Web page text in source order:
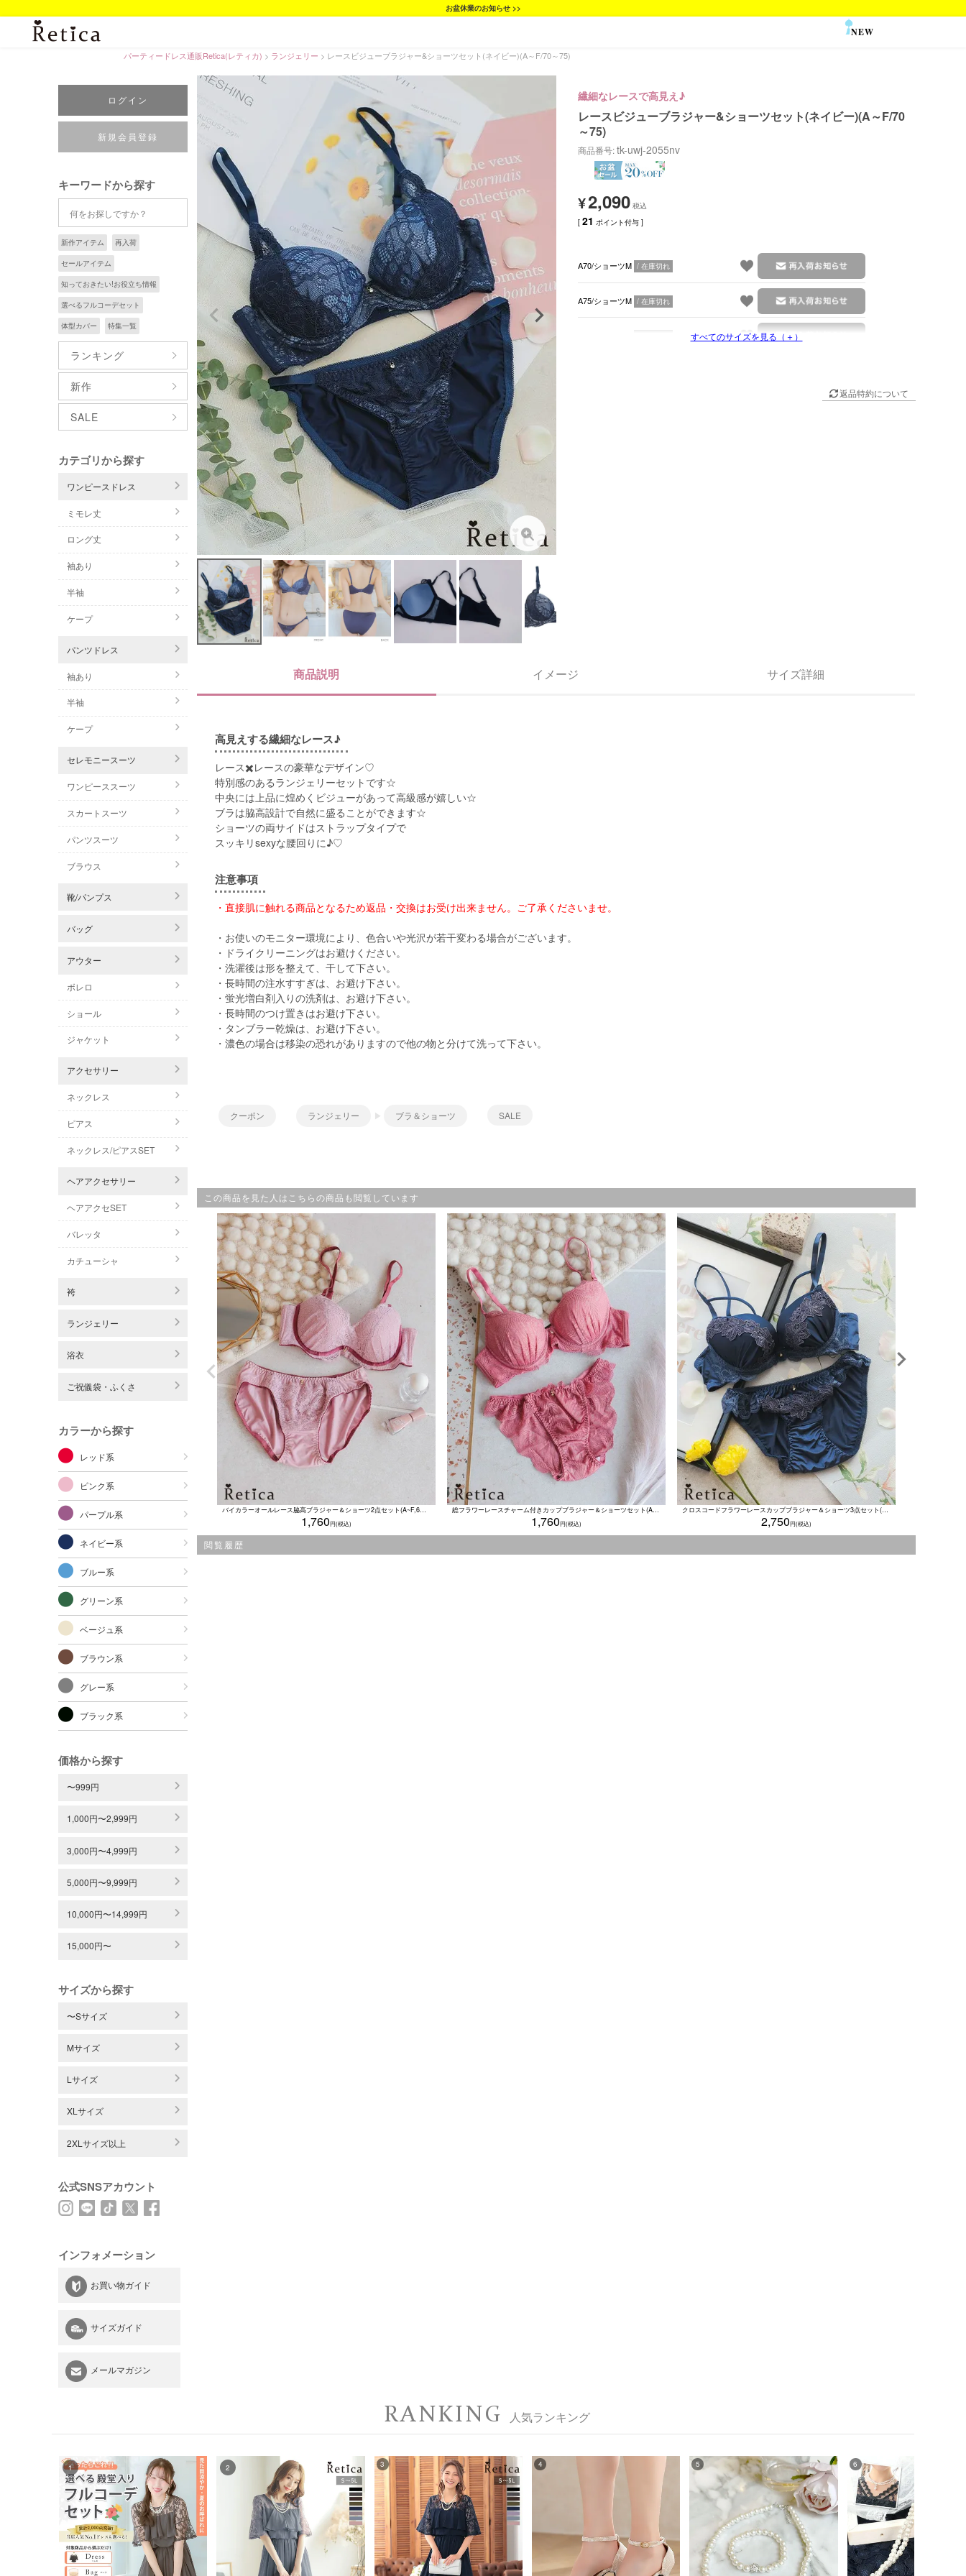
お盆休業のお知らせ >>
NEW
パーティードレス通販Retica(レティカ) ランジェリー レースビジューブラジャー&ショーツセット(ネイビー)(A～F/70～75)
ログイン
新規会員登録
キーワードから探す
新作アイテム 再入荷
セールアイテム
知っておきたい!お役立ち情報
選べるフルコーデセット
体型カバー 特集一覧
ランキング
新作
SALE
カテゴリから探す
ワンピースドレス
ミモレ丈
ロング丈
袖あり
半袖
ケープ
パンツドレス
袖あり
半袖
ケープ
セレモニースーツ
ワンピーススーツ
スカートスーツ
パンツスーツ
ブラウス
靴/パンプス
バッグ
アウター
ボレロ
ショール
ジャケット
アクセサリー
ネックレス
ピアス
ネックレス/ピアスSET
ヘアアクセサリー
ヘアアクセSET
バレッタ
カチューシャ
袴
ランジェリー
浴衣
ご祝儀袋・ふくさ
カラーから探す
レッド系
ピンク系
パープル系
ネイビー系
ブルー系
グリーン系
ベージュ系
ブラウン系
グレー系
ブラック系
価格から探す
〜999円
1,000円〜2,999円
3,000円〜4,999円
5,000円〜9,999円
10,000円〜14,999円
15,000円〜
サイズから探す
〜Sサイズ
Mサイズ
Lサイズ
XLサイズ
2XLサイズ以上
公式SNSアカウント
インフォメーション
お買い物ガイド
サイズガイド
メールマガジン
繊細なレースで高見え♪
レースビジューブラジャー&ショーツセット(ネイビー)(A～F/70
～75)
商品番号 tk-uwj-2055nv
¥2,090
[ 21 ポイント付与 ]
A70/ショーツM 在庫切れ
A75/ショーツM 在庫切れ
すべてのサイズを見る（＋）
返品特約について
商品説明 イメージ サイズ詳細
高見えする繊細なレース♪
レース✖️レースの豪華なデザイン♡
特別感のあるランジェリーセットです☆
中央には上品に煌めくビジューがあって高級感が嬉しい☆
ブラは脇高設計で自然に盛ることができます☆
ショーツの両サイドはストラップタイプで
スッキリsexyな腰回りに♪♡
注意事項
・直接肌に触れる商品となるため返品・交換はお受け出来ません。ご了承くださいませ。
・お使いのモニター環境により、色合いや光沢が若干変わる場合がございます。
・ドライクリーニングはお避けください。
・洗濯後は形を整えて、干して下さい。
・長時間の注水すすぎは、お避け下さい。
・蛍光増白剤入りの洗剤は、お避け下さい。
・長時間のつけ置きはお避け下さい。
・タンブラー乾燥は、お避け下さい。
・濃色の場合は移染の恐れがありますので他の物と分けて洗って下さい。
クーポン ランジェリー ブラ＆ショーツ SALE
この商品を見た人はこちらの商品も閲覧しています
バイカラーオールレース脇高ブラジャー＆ショーツ2点セット(A~F,65~80)
1,760
総フラワーレースチャーム付きカップブラジャー＆ショーツセット(A～F/65～80)
1,760
クロスコードフラワーレースカップブラジャー＆ショーツ3点セット(A～F/65～80)
2,750
閲覧履歴
RANKING 人気ランキング